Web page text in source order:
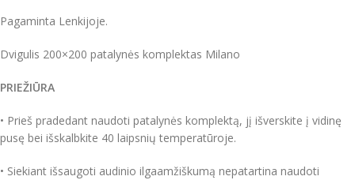
Pagaminta Lenkijoje.
Dvigulis 200×200 patalynės komplektas Milano
PRIEŽIŪRA
• Prieš pradedant naudoti patalynės komplektą, jį išverskite į vidinę
pusę bei išskalbkite 40 laipsnių temperatūroje.
• Siekiant išsaugoti audinio ilgaamžiškumą nepatartina naudoti